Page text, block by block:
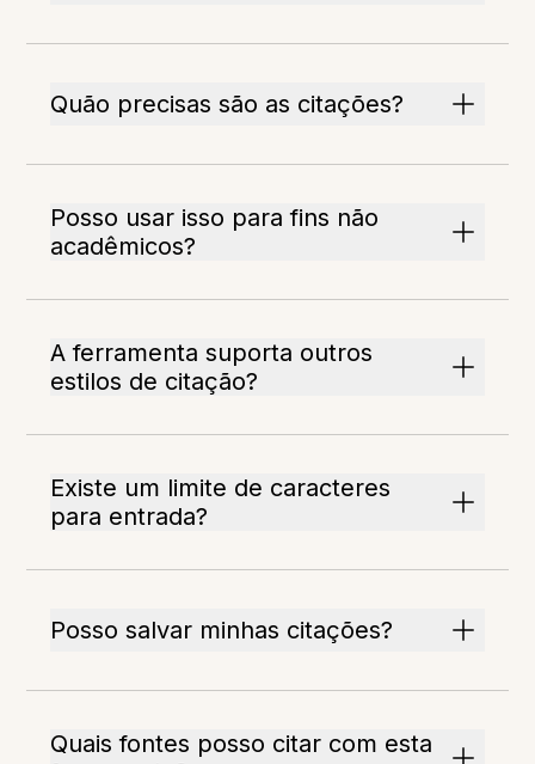
Quão precisas são as citações?
Posso usar isso para fins não
acadêmicos?
A ferramenta suporta outros
estilos de citação?
Existe um limite de caracteres
para entrada?
Posso salvar minhas citações?
Quais fontes posso citar com esta